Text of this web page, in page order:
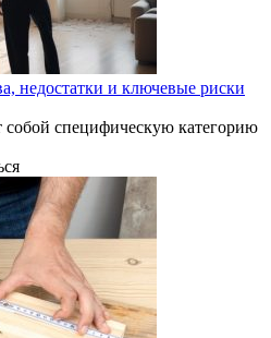
недостатки и ключевые риски
специфическую категорию